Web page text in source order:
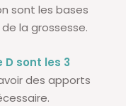
sont les bases
la grossesse.
D sont les 3
des apports